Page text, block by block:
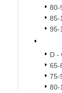
80-
85-
95-
D -
65-
75-
80-